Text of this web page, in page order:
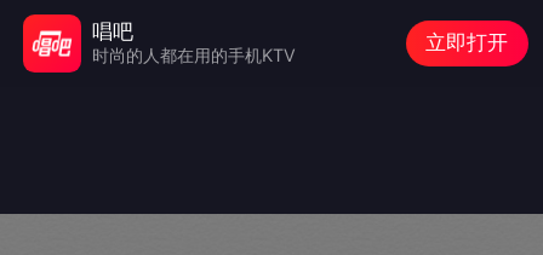
唱吧
时尚的人都在用的手机KTV
立即打开